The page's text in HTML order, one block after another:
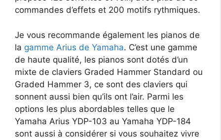
commandes d’effets et 200 motifs rythmiques.
Je vous recommande également les pianos de
la gamme Arius de Yamaha. C’est une gamme
de haute qualité, les pianos sont dotés d’un
mixte de claviers Graded Hammer Standard ou
Graded Hammer 3, ce sont des claviers qui
sonnent aussi bien qu’ils ont l’air. Parmi les
options les plus abordables telles que le
Yamaha Arius YDP-103 au Yamaha YDP-184
sont aussi à considérer si vous souhaitez vivre